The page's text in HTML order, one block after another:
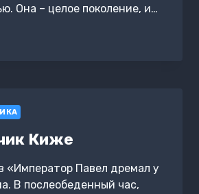
Она – целое поколение, и…
Киже
«Император Павел дремал у
В послеобеденный час,